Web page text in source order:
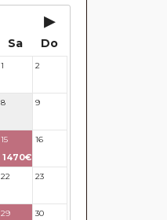
▸
Sa Do
1 2
8 9
15
1470€
16
22 23
29 30